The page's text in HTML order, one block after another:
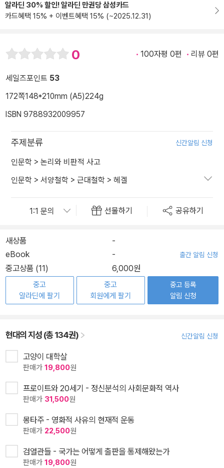
알라딘 30% 할인! 알라딘 만권당 삼성카드
카드혜택 15% + 이벤트혜택 15% (~2025.12.31)
0 100자평 0편 리뷰 0편
세일즈포인트 53
172쪽148*210mm (A5)224g
ISBN 9788932009957
주제분류 신간알림 신청
인문학 > 논리와 비판적 사고
인문학 > 서양철학 > 근대철학 > 헤겔
선물하기 공유하기
새상품
-
eBook
- 출간 알림 신청
중고상품 (11) 6,000원
중고
알라딘에 팔기
중고
회원에게 팔기
중고 등록
알림 신청
현대의 지성 (총 134권) 신간알림 신청
고양이 대학살
판매가 19,800원
프로이트와 20세기 - 정신분석의 사회문화적 역사
판매가 31,500원
몽타주 - 영화적 사유의 현재적 운동
판매가 22,500원
검열관들 - 국가는 어떻게 출판을 통제해왔는가
판매가 19,800원